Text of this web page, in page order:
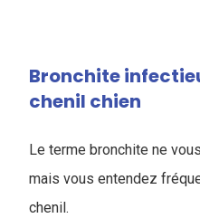
Bronchite
chenil chien
Le terme bronchite ne
mais vous entendez
chenil.